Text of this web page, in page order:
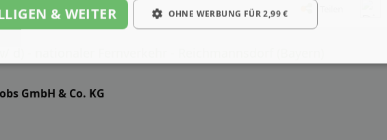
GmbH & Co. KG
& WEITER OHNE WERBUNG FÜR 2,99 €